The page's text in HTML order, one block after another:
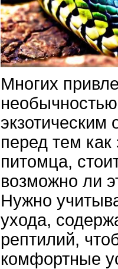
Многих
перед тем как
питомца,
возможно ли
Нужно
ухода,
рептилий,
комфортные